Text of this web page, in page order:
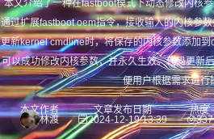
本文介绍了一种在fastboot模式下动态修改内核
通过扩展fastboot oem指令，接收输入的内核参
更新kernel cmdline时，将保存的内核参数添加
可以成功修改内核参数，并永久生效。代码更新
便用户根据需求进行
本文作者
林渡
文章发布日期
2024-12-19 13:39
热度
337